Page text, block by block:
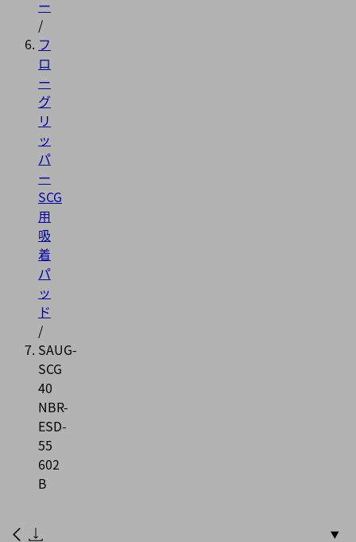
ー
/
フ
ロ
ー
グ
リ
ッ
パ
ー
SCG
用
吸
着
パ
ッ
ド
/
SAUG-
SCG
40
NBR-
ESD-
55
602
B